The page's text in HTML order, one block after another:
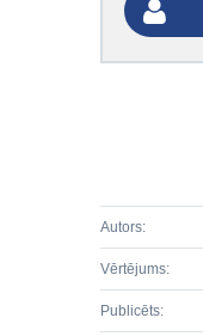
Autors:
Vērtējums:
Publicēts: